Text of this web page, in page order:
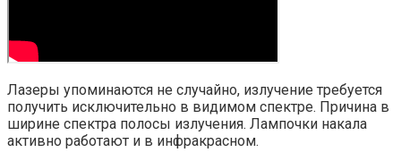
Лазеры упоминаются не случайно, излучение требуется
получить исключительно в видимом спектре. Причина в
ширине спектра полосы излучения. Лампочки накала
активно работают и в инфракрасном.